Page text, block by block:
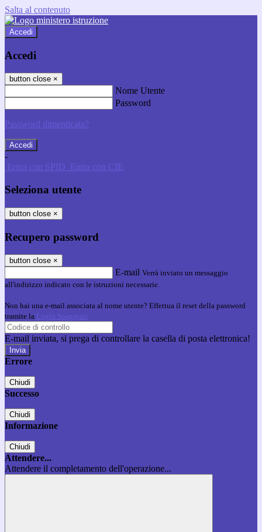
Salta al contenuto
Accedi
Accedi
button close ×
Nome Utente
Password
Password dimenticata?
-
Entra con SPID Entra con CIE
Seleziona utente
button close ×
Recupero password
button close ×
E-mail Verrà inviato un messaggio
all'indirizzo indicato con le istruzioni necessarie.
Non hai una e-mail associata al nome utente? Effettua il reset della password
tramite la Login Spaggiari
E-mail inviata, si prega di controllare la casella di posta elettronica!
Errore
Chiudi
Successo
Chiudi
Informazione
Chiudi
Attendere...
Attendere il completamento dell'operazione...